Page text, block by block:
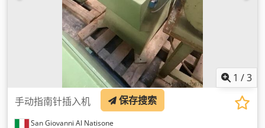
1 /3
San Giovanni Al Natisone
手动指南针插入机 保存搜索